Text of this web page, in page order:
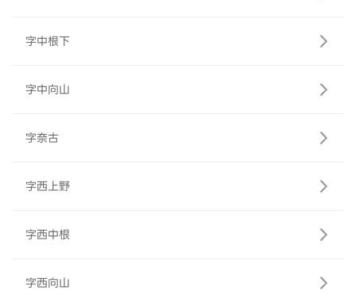
字中根下
字中向山
字奈古
字西上野
字西中根
字西向山